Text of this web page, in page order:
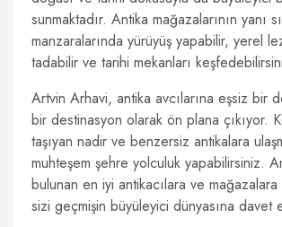
sunmaktadır. Antika mağazalarının yanı
manzaralarında yürüyüş yapabilir, yerel
tadabilir ve tarihi mekanları
Artvin Arhavi, antika avcılarına eşsiz bir
bir destinasyon olarak ön plana çıkıyor.
taşıyan nadir ve benzersiz antikalara
muhteşem şehre yolculuk yapabilirsiniz.
bulunan en iyi antikacılara ve
sizi geçmişin büyüleyici dünyasına davet